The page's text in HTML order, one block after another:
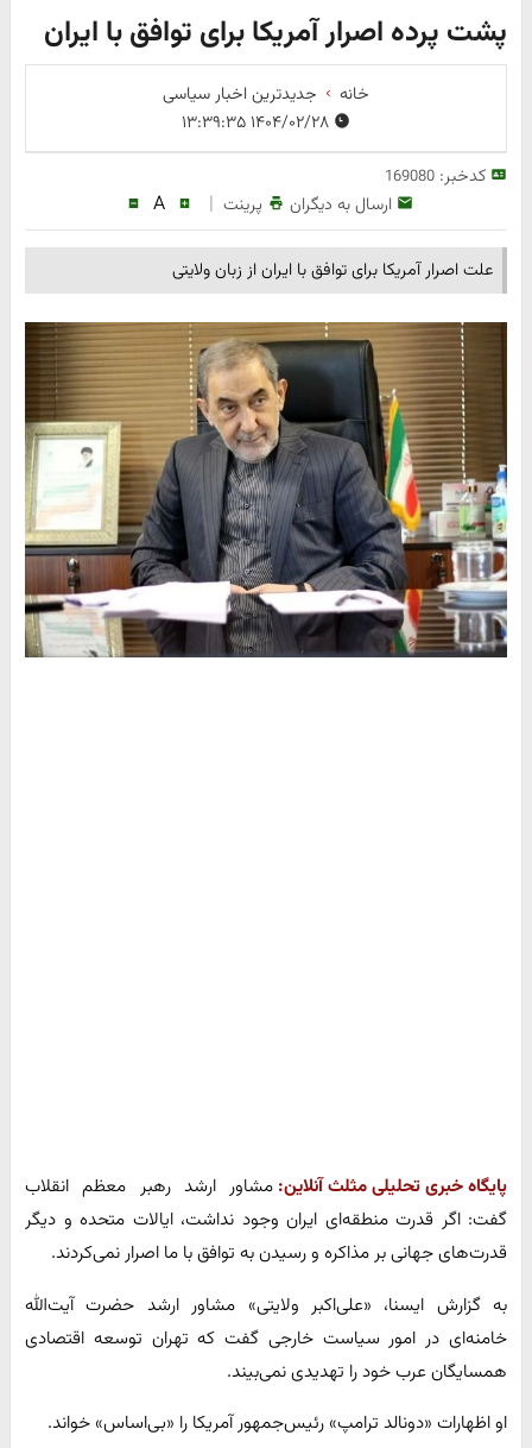
پشت پرده اصرار آمریکا برای توافق با ایران
خانه
جدیدترین اخبار سیاسی
۱۴۰۴/۰۲/۲۸ ۱۳:۳۹:۳۵
کدخبر:169080
ارسال به دیگران پرینت |
A
علت اصرار آمریکا برای توافق با ایران از زبان ولایتی
پایگاه خبری تحلیلی مثلث آنلاین: مشاور ارشد رهبر معظم انقلاب
گفت: اگر قدرت منطقه‌ای ایران وجود نداشت، ایالات متحده و دیگر
قدرت‌های جهانی بر مذاکره و رسیدن به توافق با ما اصرار نمی‌کردند.
به گزارش ایسنا، «علی‌اکبر ولایتی» مشاور ارشد حضرت آیت‌الله
خامنه‌ای در امور سیاست خارجی گفت که تهران توسعه اقتصادی
همسایگان عرب خود را تهدیدی نمی‌بیند.
او اظهارات «دونالد ترامپ» رئیس‌جمهور آمریکا را «بی‌اساس» خواند.